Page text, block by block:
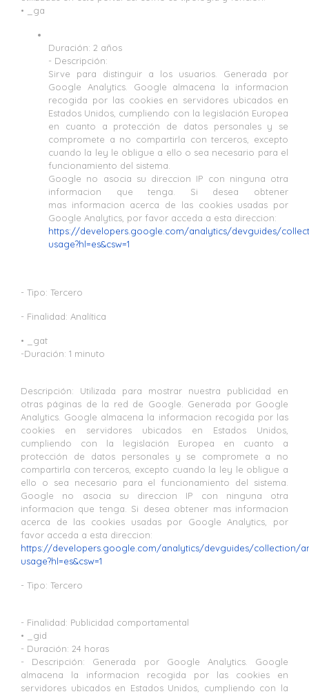
• _ga
Duración: 2 años
- Descripción:
Sirve para distinguir a los usuarios. Generada por
Google Analytics. Google almacena la informacion
recogida por las cookies en servidores ubicados en
Estados Unidos, cumpliendo con la legislación Europea
en cuanto a protección de datos personales y se
compromete a no compartirla con terceros, excepto
cuando la ley le obligue a ello o sea necesario para el
funcionamiento del sistema.
Google no asocia su direccion IP con ninguna otra
informacion que tenga. Si desea obtener
mas informacion acerca de las cookies usadas por
Google Analytics, por favor acceda a esta direccion:
https://developers.google.com/analytics/devguides/
usage?hl=es&csw=1
- Tipo: Tercero
- Finalidad: Analítica
• _gat
-Duración: 1 minuto
Descripción: Utilizada para mostrar nuestra publicidad en
otras páginas de la red de Google. Generada por Google
Analytics. Google almacena la informacion recogida por las
cookies en servidores ubicados en Estados Unidos,
cumpliendo con la legislación Europea en cuanto a
protección de datos personales y se compromete a no
compartirla con terceros, excepto cuando la ley le obligue a
ello o sea necesario para el funcionamiento del sistema.
Google no asocia su direccion IP con ninguna otra
informacion que tenga. Si desea obtener mas informacion
acerca de las cookies usadas por Google Analytics, por
favor acceda a esta direccion:
https://developers.google.com/analytics/devguides/collection/
usage?hl=es&csw=1
- Tipo: Tercero
- Finalidad: Publicidad comportamental
• _gid
- Duración: 24 horas
- Descripción: Generada por Google Analytics. Google
almacena la informacion recogida por las cookies en
servidores ubicados en Estados Unidos, cumpliendo con la